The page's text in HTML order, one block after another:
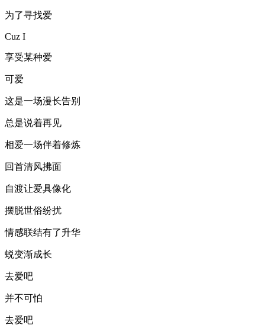
为了寻找爱
Cuz I
享受某种爱
可爱
这是一场漫长告别
总是说着再见
相爱一场伴着修炼
回首清风拂面
自渡让爱具像化
摆脱世俗纷扰
情感联结有了升华
蜕变渐成长
去爱吧
并不可怕
去爱吧